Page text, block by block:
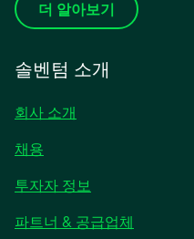
더 알아보기
솔벤텀 소개
회사 소개
채용
투자자 정보
에
파트너 & 공급업체